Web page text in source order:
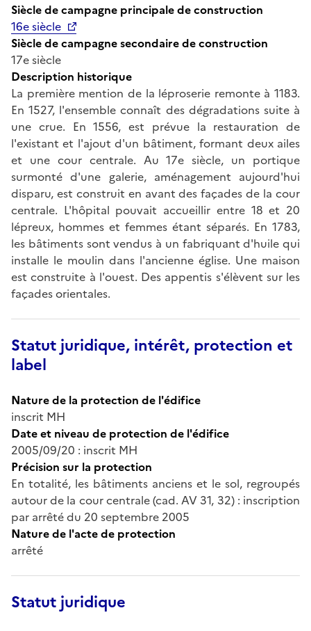
Siècle de campagne principale de construction
16e siècle
Siècle de campagne secondaire de construction
17e siècle
Description historique
La première mention de la léproserie remonte à 1183.
En 1527, l'ensemble connaît des dégradations suite à
une crue. En 1556, est prévue la restauration de
l'existant et l'ajout d'un bâtiment, formant deux ailes
et une cour centrale. Au 17e siècle, un portique
surmonté d'une galerie, aménagement aujourd'hui
disparu, est construit en avant des façades de la cour
centrale. L'hôpital pouvait accueillir entre 18 et 20
lépreux, hommes et femmes étant séparés. En 1783,
les bâtiments sont vendus à un fabriquant d'huile qui
installe le moulin dans l'ancienne église. Une maison
est construite à l'ouest. Des appentis s'élèvent sur les
façades orientales.
Statut juridique, intérêt, protection et
label
Nature de la protection de l'édifice
inscrit MH
Date et niveau de protection de l'édifice
2005/09/20 : inscrit MH
Précision sur la protection
En totalité, les bâtiments anciens et le sol, regroupés
autour de la cour centrale (cad. AV 31, 32) : inscription
par arrêté du 20 septembre 2005
Nature de l'acte de protection
arrêté
Statut juridique